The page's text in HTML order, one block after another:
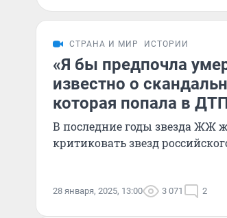
СТРАНА И МИР ИСТОРИИ
«Я бы предпочла
известно о
которая попала в
В последние годы звезда ЖЖ
критиковать звезд
28 января, 2025, 13:00 3 071 2